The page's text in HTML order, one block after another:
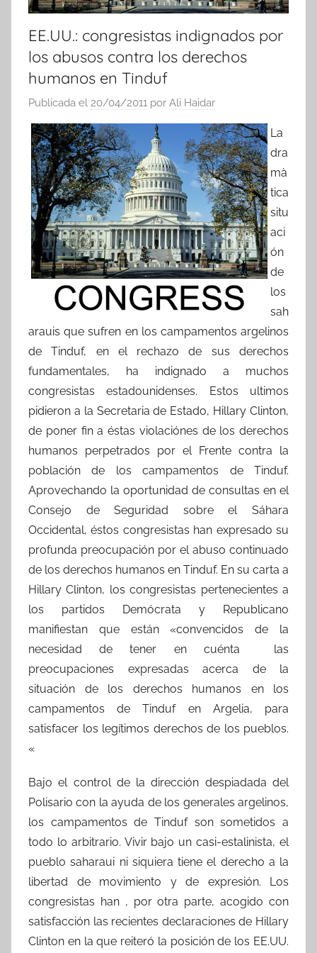
EE.UU.: congresistas indignados por
los abusos contra los derechos
humanos en Tinduf
Publicada el 20/04/2011 por Ali Haidar
La
dra
mà
tica
situ
aci
ón
de
los
sah
arauis que sufren en los campamentos argelinos
de Tinduf, en el rechazo de sus derechos
fundamentales, ha indignado a muchos
congresistas estadounidenses. Estos ultimos
pidieron a la Secretaria de Estado, Hillary Clinton,
de poner fin a éstas violaciónes de los derechos
humanos perpetrados por el Frente contra la
población de los campamentos de Tinduf.
Aprovechando la oportunidad de consultas en el
Consejo de Seguridad sobre el Sáhara
Occidental, éstos congresistas han expresado su
profunda preocupación por el abuso continuado
de los derechos humanos en Tinduf. En su carta a
Hillary Clinton, los congresistas pertenecientes a
los partidos Demócrata y Republicano
manifiestan que están «convencidos de la
necesidad de tener en cuénta las
preocupaciones expresadas acerca de la
situación de los derechos humanos en los
campamentos de Tinduf en Argelia, para
satisfacer los legítimos derechos de los pueblos.
«
Bajo el control de la dirección despiadada del
Polisario con la ayuda de los generales argelinos,
los campamentos de Tinduf son sometidos a
todo lo arbitrario. Vivir bajo un casi-estalinista, el
pueblo saharaui ni siquiera tiene el derecho a la
libertad de movimiento y de expresión. Los
congresistas han , por otra parte, acogido con
satisfacción las recientes declaraciones de Hillary
Clinton en la que reiteró la posición de los EE.UU.